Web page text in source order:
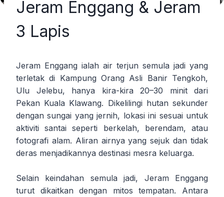
Jeram Enggang & Jeram
3 Lapis
Jeram Enggang ialah air terjun semula jadi yang
terletak di Kampung Orang Asli Banir Tengkoh,
Ulu Jelebu, hanya kira-kira 20–30 minit dari
Pekan Kuala Klawang. Dikelilingi hutan sekunder
dengan sungai yang jernih, lokasi ini sesuai untuk
aktiviti santai seperti berkelah, berendam, atau
fotografi alam. Aliran airnya yang sejuk dan tidak
deras menjadikannya destinasi mesra keluarga.
Selain keindahan semula jadi, Jeram Enggang
turut dikaitkan dengan mitos tempatan. Antara